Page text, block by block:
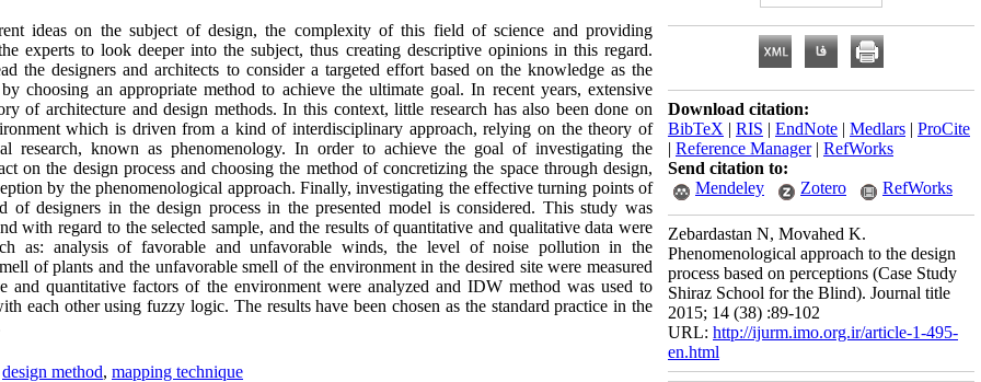
ideas on the subject of design, the complexity of this field of science and providing
experts to look deeper into the subject, thus creating descriptive opinions in this regard.
the designers and architects to consider a targeted effort based on the knowledge as the
choosing an appropriate method to achieve the ultimate goal. In recent years, extensive
of architecture and design methods. In this context, little research has also been done on
which is driven from a kind of interdisciplinary approach, relying on the theory of
research, known as phenomenology. In order to achieve the goal of investigating the
on the design process and choosing the method of concretizing the space through design,
by the phenomenological approach. Finally, investigating the effective turning points of
designers in the design process in the presented model is considered. This study was
with regard to the selected sample, and the results of quantitative and qualitative data were
as: analysis of favorable and unfavorable winds, the level of noise pollution in the
of plants and the unfavorable smell of the environment in the desired site were measured
and quantitative factors of the environment were analyzed and IDW method was used to
each other using fuzzy logic. The results have been chosen as the standard practice in the
design method, mapping technique
Download citation:
BibTeX | RIS | EndNote | Medlars | ProCite
| Reference Manager| RefWorks
Send citation to:
Mendeley
Zotero RefWorks
Zebardastan N, Movahed K.
Phenomenological approach to the design
process based on perceptions (Case Study
Shiraz School for the Blind). Journal title
2015; 14 (38) :89-102
URL: http://ijurm.imo.org.ir/article-1-495-
en.html